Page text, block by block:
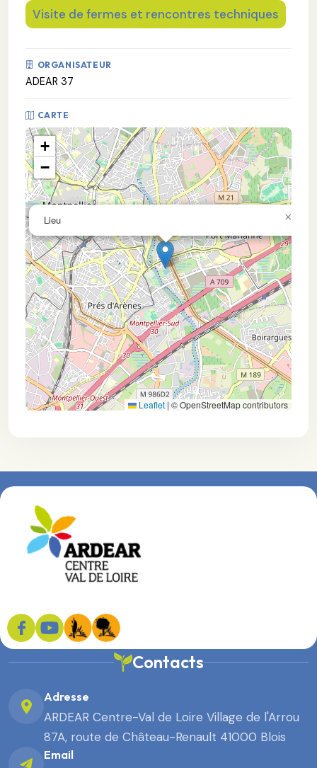
Visite de fermes et rencontres techniques
ORGANISATEUR
ADEAR 37
CARTE
Lieu ×
+
−
Leaflet|© OpenStreetMap contributors
Contacts
Adresse
ARDEAR Centre-Val de Loire Village de l'Arrou
87A, route de Château-Renault 41000 Blois
Email